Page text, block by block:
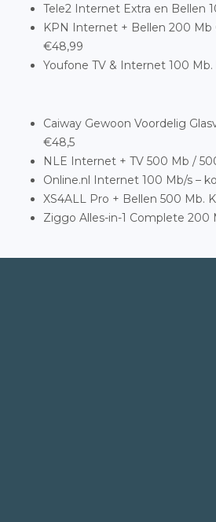
Tele2 Internet Extra en Bellen
KPN Internet + Bellen 200 Mb
€48,99
Youfone TV & Internet 100 Mb.
Caiway Gewoon Voordelig
€48,5
NLE Internet + TV 500 Mb /
Online.nl Internet 100 Mb/s –
XS4ALL Pro + Bellen 500 Mb.
Ziggo Alles-in-1 Complete 200